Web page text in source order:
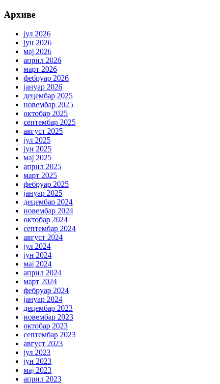
Архиве
јул 2026
јун 2026
мај 2026
април 2026
март 2026
фебруар 2026
јануар 2026
децембар 2025
новембар 2025
октобар 2025
септембар 2025
август 2025
јул 2025
јун 2025
мај 2025
април 2025
март 2025
фебруар 2025
јануар 2025
децембар 2024
новембар 2024
октобар 2024
септембар 2024
август 2024
јул 2024
јун 2024
мај 2024
април 2024
март 2024
фебруар 2024
јануар 2024
децембар 2023
новембар 2023
октобар 2023
септембар 2023
август 2023
јул 2023
јун 2023
мај 2023
април 2023